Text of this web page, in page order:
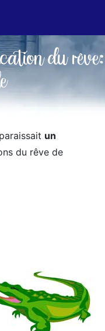
du rêve:
un
du rêve de